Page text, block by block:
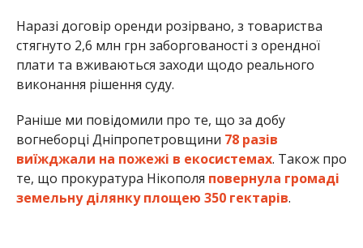
Наразі договір оренди розірвано, з товариства
стягнуто 2,6 млн грн заборгованості з орендної
плати та вживаються заходи щодо реального
виконання рішення суду.
Раніше ми повідомили про те, що за добу
вогнеборці Дніпропетровщини 78 разів
виїжджали на пожежі в екосистемах. Також про
те, що прокуратура Нікополя повернула громаді
земельну ділянку площею 350 гектарів.